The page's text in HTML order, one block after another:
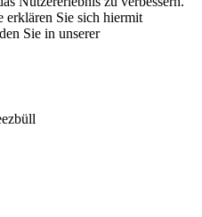
erklären Sie sich hiermit
Sie in unserer